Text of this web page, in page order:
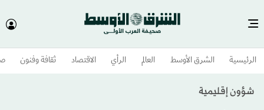
الرئيسية الشرق الأوسط​ العالم الرأي الاقتصاد ثقافة وفنون
شؤون إقليمية